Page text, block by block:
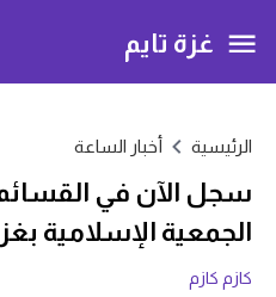
غزة تايم
الرئيسية أخبار الساعة
سجل الآن في القسائم
الجمعية الإسلامية
كازم كازم